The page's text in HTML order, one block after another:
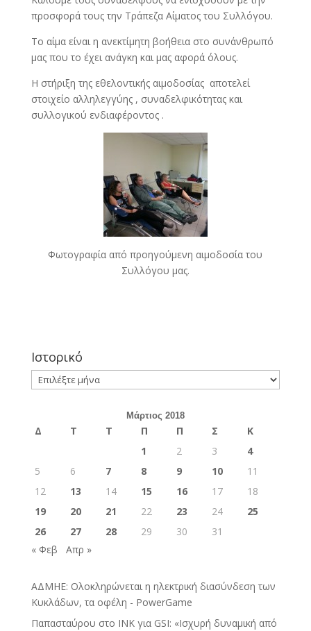
προσφορά τους την Τράπεζα Αίματος του Συλλόγου.
Το αίμα είναι η ανεκτίμητη βοήθεια στο συνάνθρωπό
μας που το έχει ανάγκη και μας αφορά όλους.
Η στήριξη της εθελοντικής αιμοδοσίας αποτελεί
στοιχείο αλληλεγγύης , συναδελφικότητας και
συλλογικού ενδιαφέροντος .
Φωτογραφία από προηγούμενη αιμοδοσία του
Συλλόγου μας.
Ιστορικό
Ιστορικό
Μάρτιος 2018
Δ Τ Τ Π Π Σ
Κ
1
2 3
4
5
6 7 8 9 10
11
12
13 14 15 16 17
18
19
20 21 22 23 24
25
26
27 28 29 30
31
« Φεβ
Απρ »
ΑΔΜΗΕ: Ολοκληρώνεται η ηλεκτρική διασύνδεση των
Κυκλάδων, τα οφέλη - PowerGame
Παπασταύρου στο INK για GSI: «Ισχυρή δυναμική από